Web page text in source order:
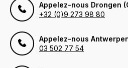
Appelez-nous Drongen
+32 (0)9 273 98 80
Appelez-nous
03 502 77 54